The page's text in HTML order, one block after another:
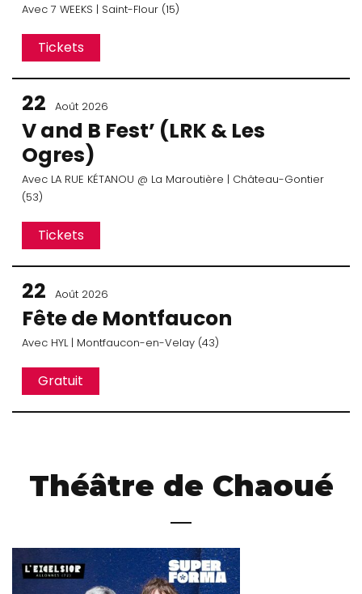
Avec 7 WEEKS | Saint-Flour (15)
Tickets
22 Août 2026
V and B Fest’ (LRK & Les
Ogres)
Avec LA RUE KÉTANOU @ La Maroutière | Château-Gontier
(53)
Tickets
22 Août 2026
Fête de Montfaucon
Avec HYL | Montfaucon-en-Velay (43)
Gratuit
Théâtre de Chaoué